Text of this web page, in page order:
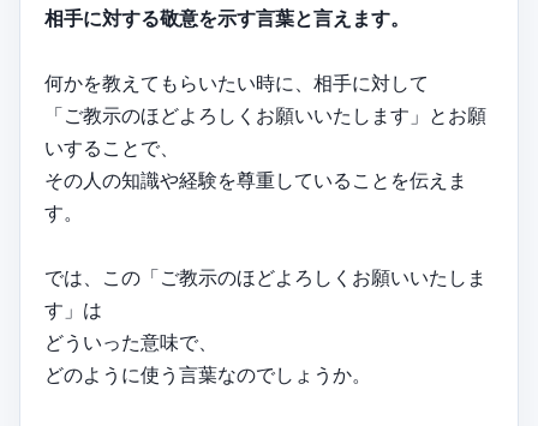
相手に対する敬意を示す言葉と言えます。
何かを教えてもらいたい時に、相手に対して
「ご教示のほどよろしくお願いいたします」とお願
いすることで、
その人の知識や経験を尊重していることを伝えま
す。
では、この「ご教示のほどよろしくお願いいたしま
す」は
どういった意味で、
どのように使う言葉なのでしょうか。